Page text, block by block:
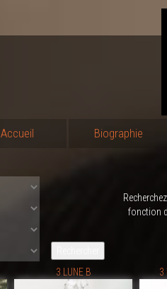
Accueil Biographie
fonction
3 LUNE B 3